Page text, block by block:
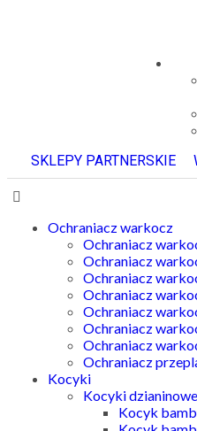
SKLEPY PARTNERSKIE
Ochraniacz warkocz
Ochraniacz
Ochraniacz
Ochraniacz
Ochraniacz
Ochraniacz
Ochraniacz
Ochraniacz
Ochraniacz
Kocyki
Kocyki dzianinowe
Kocyk